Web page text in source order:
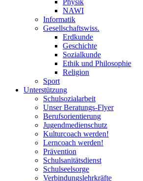
NAWI
Informatik
Gesellschaftswiss.
Erdkunde
Geschichte
Sozialkunde
Ethik und Philosophie
Religion
Sport
Unterstützung
Schulsozialarbeit
Unser Beratungs-Flyer
Berufsorientierung
Jugendmedienschutz
Kulturcoach werden!
Lerncoach werden!
Prävention
Schulsanitätsdienst
Schulseelsorge
Verbindungslehrkräfte